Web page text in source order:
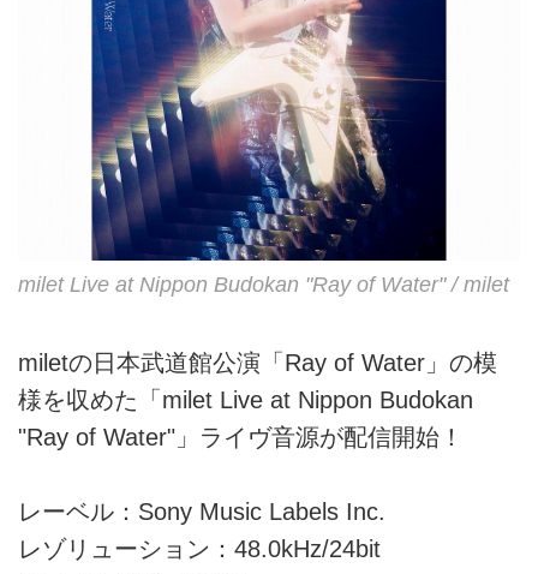
milet Live at Nippon Budokan "Ray of Water" / milet
miletの日本武道館公演「Ray of Water」の模
様を収めた「milet Live at Nippon Budokan
"Ray of Water"」ライヴ音源が配信開始！
レーベル：Sony Music Labels Inc.
レゾリューション：48.0kHz/24bit